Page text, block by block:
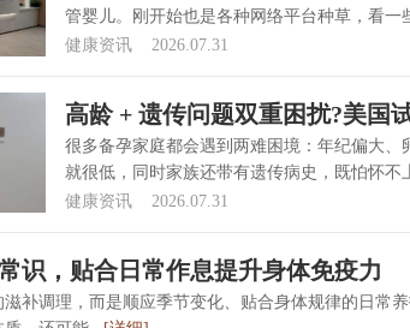
管婴儿。刚开始也是各种网络平台种草，看一
健康资讯
2026.07.31
高龄 + 遗传问题双重困扰?美国
很多备孕家庭都会遇到两难困境：年纪偏大、
就很低，同时家族还带有遗传病史，既怕怀不
健康资讯
2026.07.31
识，贴合日常作息提升身体免疫力
补调理，而是顺应季节变化、贴合身体规律的日常